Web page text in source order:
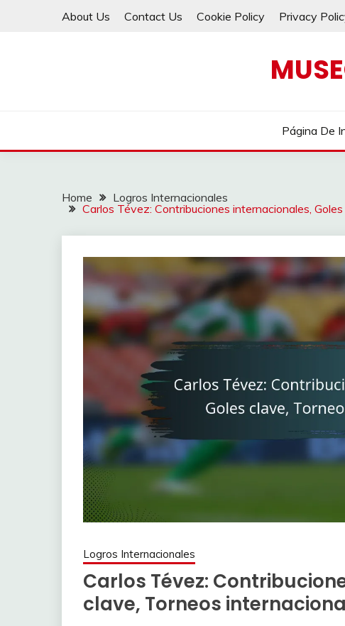
About Us Contact Us Cookie Policy Privacy
Página De
Home
Logros Internacionales
Carlos Tévez: Contribuciones internacionales,
Logros Internacionales
Carlos Tévez:
clave, Torneos